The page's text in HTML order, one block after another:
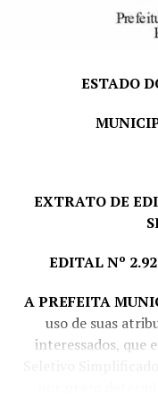
*Vale-
PRAZO E LOCAL
12 de agosto de
13h às 16h, no
Pareci
LORENI
ESTADO
EXTRATO DE
EDITAL Nº
A PREFEITA
uso de suas
interessados, que